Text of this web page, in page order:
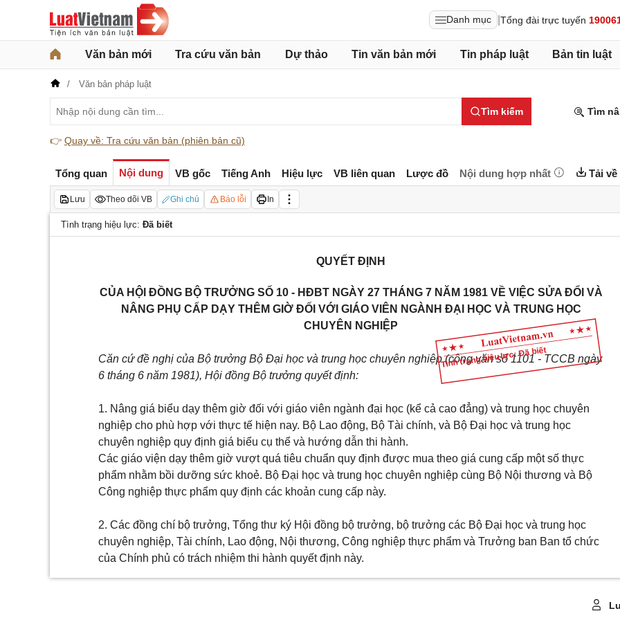
Danh mục Tổng đài trực tuyến
Văn bản mới Tra cứu văn bản Dự thảo Tin văn bản mới Tin pháp luật Bản tin luật
Văn bản pháp luật
Tìm kiếm Tìm
👉 Quay về: Tra cứu văn bản (phiên bản cũ)
Tổng quan Nội dung VB gốc Tiếng Anh Hiệu lực VB liên quan Lược đồ Nội dung hợp nhất Tải về
Lưu Theo dõi VB Ghi chú Báo lỗi In
Tình trạng hiệu lực: Đã biết
Tình trạng hiệu lực: Đã biết
QUYẾT ĐỊNH
CỦA HỘI ĐỒNG BỘ TRƯỞNG SỐ 10 - HĐBT NGÀY 27 THÁNG 7 NĂM 1981 VỀ VIỆC SỬA ĐỔI VÀ
NÂNG PHỤ CẤP DẠY THÊM GIỜ ĐỐI VỚI GIÁO VIÊN NGÀNH ĐẠI HỌC VÀ TRUNG HỌC
CHUYÊN NGHIỆP
Căn cứ đề nghị của Bộ trưởng Bộ Đại học và trung học chuyên nghiệp (công văn số 1101 - TCCB ngày
6 tháng 6 năm 1981), Hội đồng Bộ trưởng quyết định:
1. Nâng giá biểu dạy thêm giờ đối với giáo viên ngành đại học (kể cả cao đẳng) và trung học chuyên
nghiệp cho phù hợp với thực tế hiện nay. Bộ Lao động, Bộ Tài chính, và Bộ Đại học và trung học
chuyên nghiệp quy định giá biểu cụ thể và hướng dẫn thi hành.
Các giáo viện dạy thêm giờ vượt quá tiêu chuẩn quy định được mua theo giá cung cấp một số thực
phẩm nhằm bồi dưỡng sức khoẻ. Bộ Đại học và trung học chuyên nghiệp cùng Bộ Nội thương và Bộ
Công nghiệp thực phẩm quy định các khoản cung cấp này.
2. Các đồng chí bộ trưởng, Tổng thư ký Hội đồng bộ trưởng, bộ trưởng các Bộ Đại học và trung học
chuyên nghiệp, Tài chính, Lao động, Nội thương, Công nghiệp thực phẩm và Trưởng ban Ban tổ chức
của Chính phủ có trách nhiệm thi hành quyết định này.